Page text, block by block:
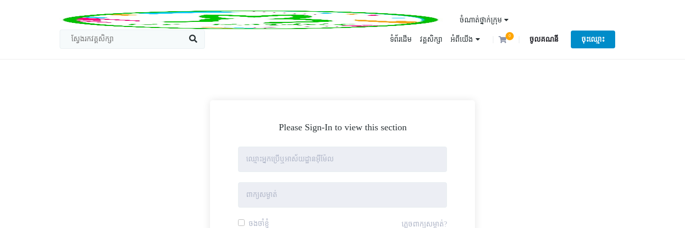
ចំណាត់ថ្នាក់ក្រុម
ទំព័រដើម វគ្គសិក្សា អំពីយើង 0 ចូលគណនី ចុះឈ្មោះ
Please Sign-In to view this section
ចងចាំខ្ញុំ ភ្លេចពាក្យសម្ងាត់?